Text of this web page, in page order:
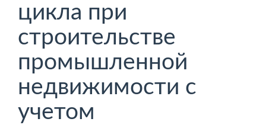
цикла при
строительстве
промышленной
недвижимости с
учетом